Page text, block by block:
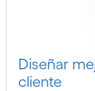
Diseñar
cliente